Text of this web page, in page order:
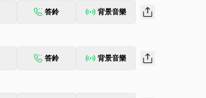
答鈴 背景音樂
答鈴 背景音樂